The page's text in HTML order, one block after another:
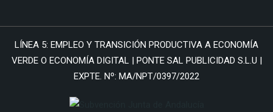
LÍNEA 5: EMPLEO Y TRANSICIÓN PRODUCTIVA A ECONOMÍA
VERDE O ECONOMÍA DIGITAL | PONTE SAL PUBLICIDAD S.L.U |
EXPTE. Nº: MA/NPT/0397/2022